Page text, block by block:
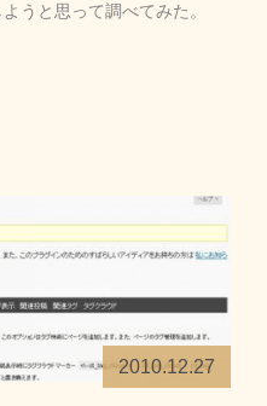
うと思って調べてみた。
2010.12.27